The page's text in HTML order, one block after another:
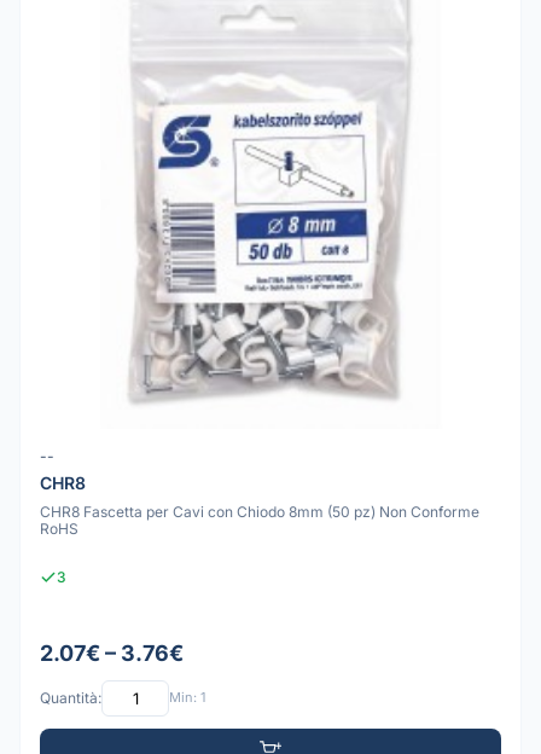
--
CHR8
CHR8 Fascetta per Cavi con Chiodo 8mm (50 pz) Non Conforme
RoHS
3
2.07€ – 3.76€
Quantità: Min: 1